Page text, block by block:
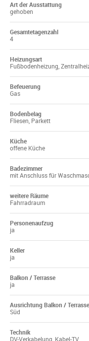
Art der Ausstattung
gehoben
Gesamtetagenzahl
4
Heizungsart
Fußbodenheizung,
Befeuerung
Gas
Bodenbelag
Fliesen, Parkett
Küche
offene Küche
Badezimmer
mit Anschluss für
weitere Räume
Fahrradraum
Personenaufzug
ja
Keller
ja
Balkon / Terrasse
ja
Ausrichtung Balkon / Terrasse
Süd
Technik
DV-Verkabelung, Kabel-TV